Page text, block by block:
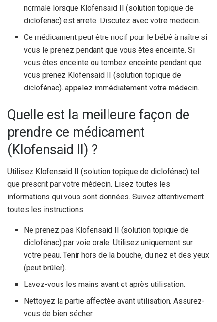
normale lorsque Klofensaid II (solution topique de
diclofénac) est arrêté. Discutez avec votre médecin.
Ce médicament peut être nocif pour le bébé à naître si
vous le prenez pendant que vous êtes enceinte. Si
vous êtes enceinte ou tombez enceinte pendant que
vous prenez Klofensaid II (solution topique de
diclofénac), appelez immédiatement votre médecin.
Quelle est la meilleure façon de
prendre ce médicament
(Klofensaid II) ?
Utilisez Klofensaid II (solution topique de diclofénac) tel
que prescrit par votre médecin. Lisez toutes les
informations qui vous sont données. Suivez attentivement
toutes les instructions.
Ne prenez pas Klofensaid II (solution topique de
diclofénac) par voie orale. Utilisez uniquement sur
votre peau. Tenir hors de la bouche, du nez et des yeux
(peut brûler).
Lavez-vous les mains avant et après utilisation.
Nettoyez la partie affectée avant utilisation. Assurez-
vous de bien sécher.